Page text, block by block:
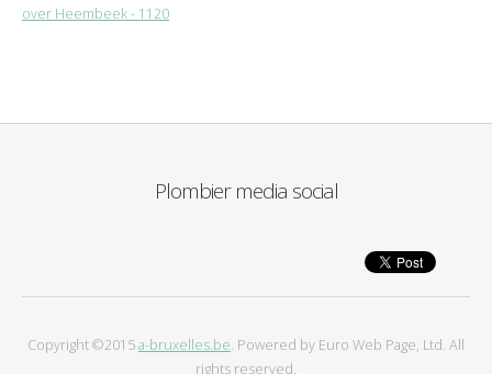
over Heembeek - 1120
Plombier media social
Copyright ©2015a-bruxelles.be . Powered by Euro Web Page, Ltd. All
rights reserved.